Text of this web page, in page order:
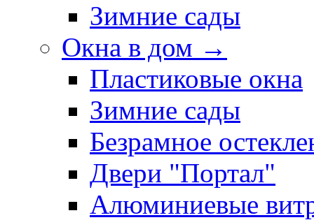
Зимние сады
Окна в дом →
Пластиковые окна
Зимние сады
Безрамное
Двери "Портал"
Алюминиевые